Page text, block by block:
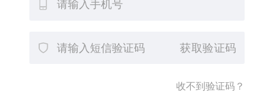
获取验证码
收不到验证码？